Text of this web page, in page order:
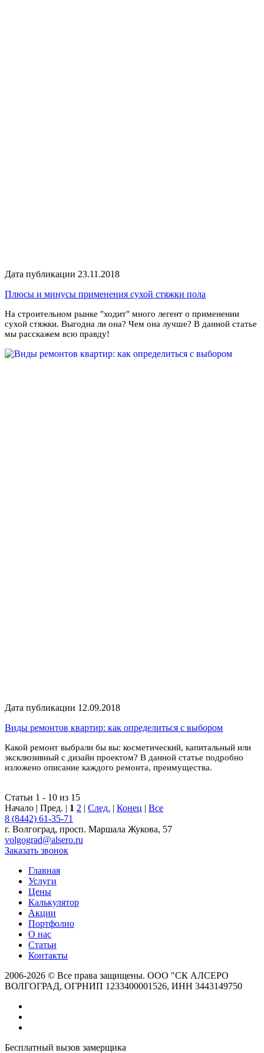
Дата публикации 23.11.2018
Плюсы и минусы применения сухой стяжки пола
На строительном рынке "ходит" много легент о применении
сухой стяжки. Выгодна ли она? Чем она лучше? В данной статье
мы расскажем всю правду!
Дата публикации 12.09.2018
Виды ремонтов квартир: как определиться с выбором
Какой ремонт выбрали бы вы: косметический, капитальный или
эксклюзивный с дизайн проектом? В данной статье подробно
изложено описание каждого ремонта, преимущества.
Статьи 1 - 10 из 15
Начало | Пред. | 1 2 | След. | Конец | Все
8 (8442) 61-35-71
г. Волгоград, просп. Маршала Жукова, 57
volgograd@alsero.ru
Заказать звонок
Главная
Услуги
Цены
Калькулятор
Акции
Портфолио
О нас
Статьи
Контакты
2006-2026 © Все права защищены. ООО "СК АЛСЕРО
ВОЛГОГРАД, ОГРНИП 1233400001526, ИНН 3443149750
Бесплатный вызов замерщика